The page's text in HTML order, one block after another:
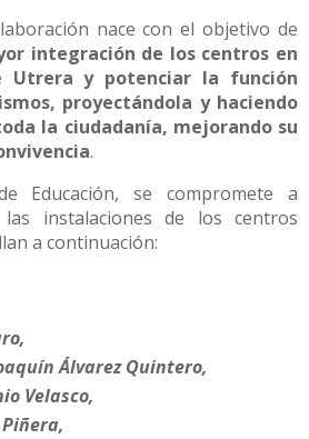
nace con el objetivo de
integración de los centros en
Utrera y potenciar la función
proyectándola y haciendo
la ciudadanía, mejorando su
.
Educación, se compromete a
instalaciones de los centros
a continuación:
Álvarez Quintero,
Velasco,
Piñera,